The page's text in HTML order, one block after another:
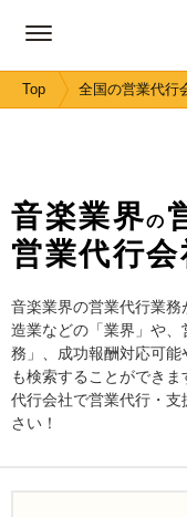
Top 全国の営業代行
音楽業界の
営業代行会
音楽業界の営業代行業
造業などの「業界」や
務」、成功報酬対応可
も検索することができ
代行会社で営業代行・
さい！